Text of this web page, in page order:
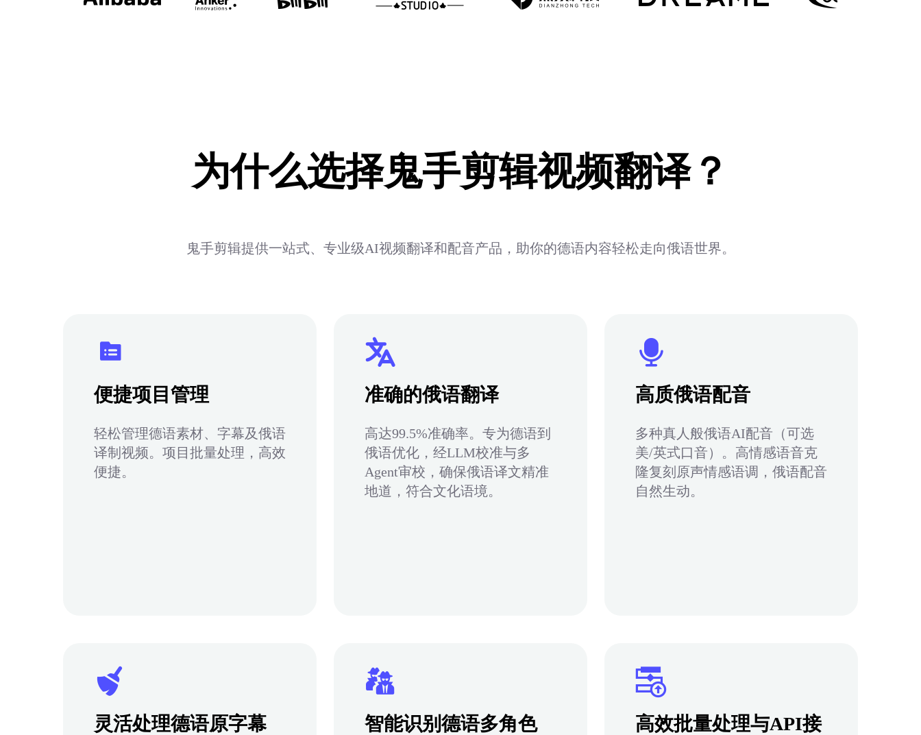
为什么选择鬼手剪辑视频翻译？
鬼手剪辑提供一站式、专业级AI视频翻译和配音产品，助你的德语内容轻松走向俄语世界。
便捷项目管理
轻松管理德语素材、字幕及俄语
译制视频。项目批量处理，高效
便捷。
准确的俄语翻译
高达99.5%准确率。专为德语到
俄语优化，经LLM校准与多
Agent审校，确保俄语译文精准
地道，符合文化语境。
高质俄语配音
多种真人般俄语AI配音（可选
美/英式口音）。高情感语音克
隆复刻原声情感语调，俄语配音
自然生动。
灵活处理德语原字幕 智能识别德语多角色 高效批量处理与API接